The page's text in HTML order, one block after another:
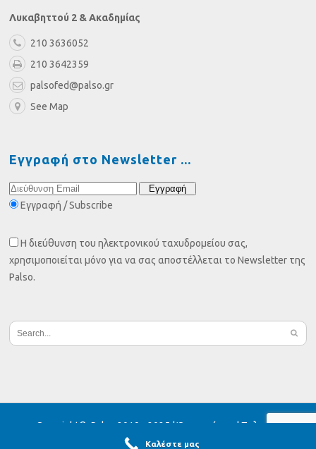
Λυκαβηττού 2 & Ακαδημίας
210 3636052
210 3642359
palsofed@palso.gr
See Map
Εγγραφή στο Newsletter
Εγγραφή / Subscribe
Η διεύθυνση του ηλεκτρονικού ταχυδρομείου σας,
χρησιμοποιείται μόνο για να σας αποστέλλεται το Newsletter της
Palso.
Copyright© Palso 2019 - 2025 |Όροι χρήσης |Πολιτική
Απορρήτου |Cookies
Καλέστε μας